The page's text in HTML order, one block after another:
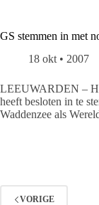
GS stemmen in met
18 okt • 2007
LEEUWARDEN –
heeft besloten in te
Waddenzee als
VORIGE